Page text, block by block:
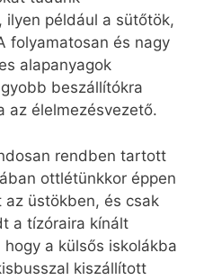
ilyen például a sütőtök,
folyamatosan és nagy
alapanyagok
beszállítókra
az élelmezésvezető.
rendben tartott
ott­létünkkor éppen
az üstökben, és csak
a tízóraira kínált
a külsős iskolákba
kiszállított